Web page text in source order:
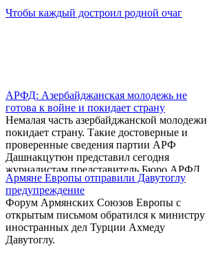
Чтобы каждый достроил родной очаг
АРФД: Азербайджанская молодежь не
готова к войне и покидает страну
Немалая часть азербайджанской молодежи
покидает страну. Такие достоверные и
проверенные сведения партии АРФ
Дашнакцутюн представил сегодня
журналистам представитель Бюро АРФД,
депутат НС РА Ваан Ованнисян.
Армяне Европы отправили Давутоглу
предупреждение
Форум Армянских Союзов Европы с
открытым письмом обратился к министру
иностранных дел Турции Ахмеду
Давутоглу.